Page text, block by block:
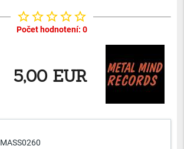
star_borderstar_borderstar_borderstar_borderstar_border
Počet hodnotení: 0
5,00 EUR
MASS0260